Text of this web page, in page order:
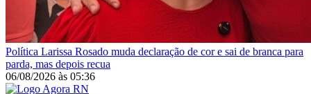
Política Larissa Rosado muda declaração de cor e sai de branca para
parda, mas depois recua
06/08/2026 às 05:36